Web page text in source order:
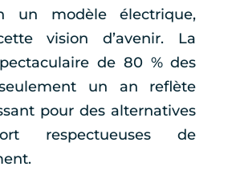
un modèle électrique,
vision d’avenir. La
de 80 % des
un an reflète
pour des alternatives
respectueuses de